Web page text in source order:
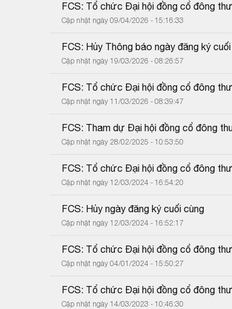
FCS: Tổ chức Đại hội đồng cổ đông
Cập nhật ngày 09/04/2026 - 15:16:33
FCS: Hủy Thông báo ngày đăng ký
Cập nhật ngày 19/03/2026 - 08:26:57
FCS: Tổ chức Đại hội đồng cổ đông
Cập nhật ngày 11/03/2026 - 08:39:47
FCS: Tham dự Đại hội đồng cổ đông
Cập nhật ngày 28/02/2025 - 10:53:50
FCS: Tổ chức Đại hội đồng cổ đông
Cập nhật ngày 12/03/2024 - 16:54:20
FCS: Hủy ngày đăng ký cuối cùng
Cập nhật ngày 12/03/2024 - 16:52:17
FCS: Tổ chức Đại hội đồng cổ đông
Cập nhật ngày 04/01/2024 - 15:50:27
FCS: Tổ chức Đại hội đồng cổ đông
Cập nhật ngày 14/03/2023 - 10:46:30